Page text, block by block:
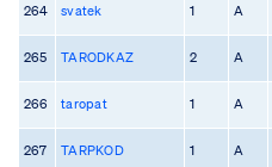
264 svatek 1 A
265 TARODKAZ 2 A
266 taropat 1 A
267 TARPKOD 1 A